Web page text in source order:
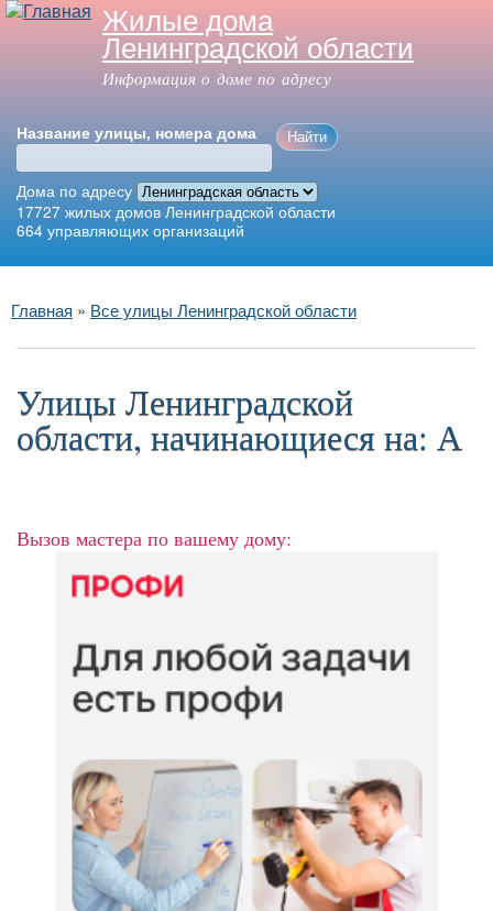
Перейти к
основному
содержанию
Жилые дома
Ленинградской области
Информация о доме по адресу
Название улицы, номера дома
Дома по адресу
17727 жилых домов Ленинградской области
664 управляющих организаций
Главное меню
Главная » Все улицы Ленинградской области
Улицы Ленинградской
области, начинающиеся на: А
Вызов мастера по вашему дому: